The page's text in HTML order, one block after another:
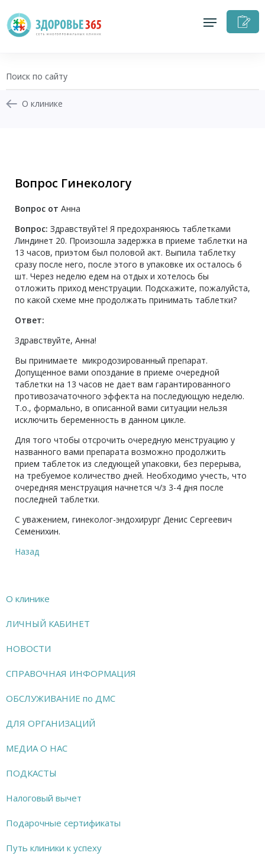
О клинике
Вопрос Гинекологу
Вопрос от Анна
Вопрос: Здравствуйте! Я предохраняюсь таблетками
Линдинет 20. Произошла задержка в приеме таблетки на
13 часов, приэтом был половой акт. Выпила таблетку
сразу после него, после этого в упаковке их осталось 6
шт. Через неделю едем на отдых и хотелось бы
отложить приход менструации. Подскажите, пожалуйста,
по какой схеме мне продолжать принимать таблетки?
Ответ:
Здравствуйте, Анна!
Вы принимаете микродозированный препарат.
Допущенное вами опоздание в приеме очередной
таблетки на 13 часов не дает вам гарантированного
противозачаточного эффекта на последующую неделю.
Т.о., формально, в описанной вами ситуации нельзя
исключить беременность в данном цикле.
Для того чтобы отсрочить очередную менструацию у
названного вами препарата возможно продолжить
прием таблеток из следующей упаковки, без перерыва,
на требуемое количество дней. Необходимо учесть, что
очередняя менструация начнется ч/з 3-4 дня после
последней таблетки.
С уважением, гинеколог-эндохирург Денис Сергеевич
Семенихин.
Назад
О клинике
ЛИЧНЫЙ КАБИНЕТ
НОВОСТИ
СПРАВОЧНАЯ ИНФОРМАЦИЯ
ОБСЛУЖИВАНИЕ по ДМС
ДЛЯ ОРГАНИЗАЦИЙ
МЕДИА О НАС
ПОДКАСТЫ
Налоговый вычет
Подарочные сертификаты
Путь клиники к успеху
Личный кабинет